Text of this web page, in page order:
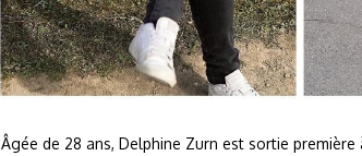
Âgée de 28 ans, Delphine Zurn est sortie